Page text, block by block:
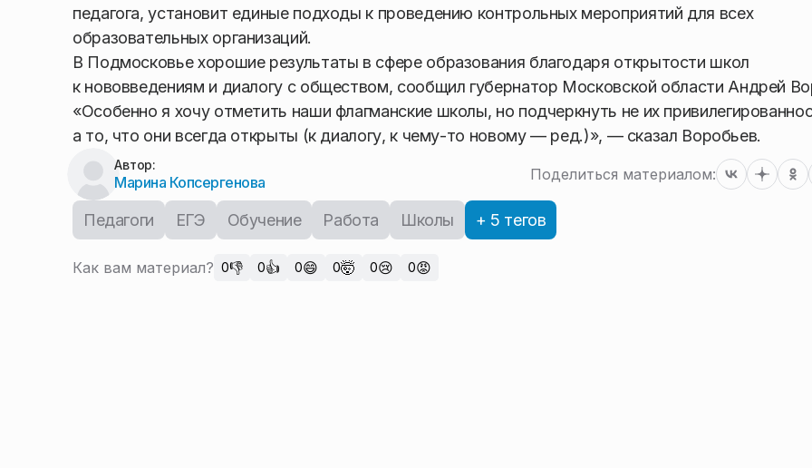
педагога, установит единые подходы к проведению контрольных мероприятий для всех
образовательных организаций.
В Подмосковье хорошие результаты в сфере образования благодаря открытости школ
к нововведениям и диалогу с обществом, сообщил губернатор Московской области Андрей
«Особенно я хочу отметить наши флагманские школы, но подчеркнуть не их
а то, что они всегда открыты (к диалогу, к чему-то новому — ред.)», — сказал Воробьев.
Автор:
Марина Копсергенова Поделиться материалом:
Педагоги ЕГЭ Обучение Работа Школы + 5 тегов
Как вам материал? 0👎 0👍 0😄 0🤯 0😢 0😡